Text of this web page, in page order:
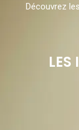
Découvrez
LES